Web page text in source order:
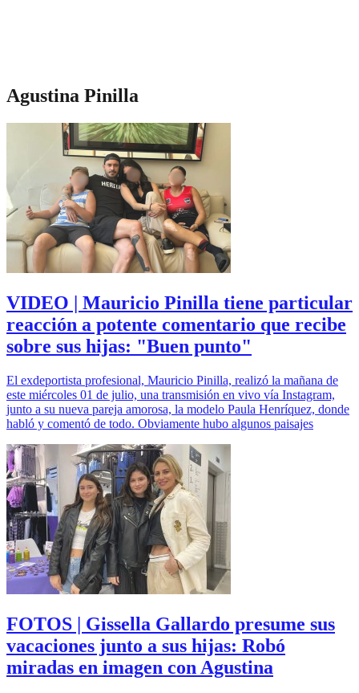
Agustina Pinilla
VIDEO | Mauricio Pinilla tiene particular
reacción a potente comentario que recibe
sobre sus hijas: "Buen punto"
El exdeportista profesional, Mauricio Pinilla, realizó la mañana de
este miércoles 01 de julio, una transmisión en vivo vía Instagram,
junto a su nueva pareja amorosa, la modelo Paula Henríquez, donde
habló y comentó de todo. Obviamente hubo algunos paisajes
FOTOS | Gissella Gallardo presume sus
vacaciones junto a sus hijas: Robó
miradas en imagen con Agustina